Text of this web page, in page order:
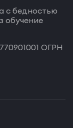
с бедностью
обучение
ОГРН